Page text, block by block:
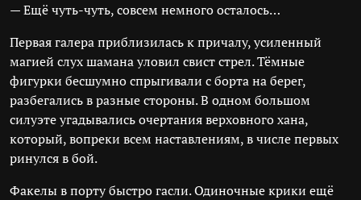
— Ещё чуть-чуть, совсем немного осталось…
Первая галера приблизилась к причалу, усиленный
магией слух шамана уловил свист стрел. Тёмные
фигурки бесшумно спрыгивали с борта на берег,
разбегались в разные стороны. В одном большом
силуэте угадывались очертания верховного хана,
который, вопреки всем наставлениям, в числе первых
ринулся в бой.
Факелы в порту быстро гасли. Одиночные крики ещё